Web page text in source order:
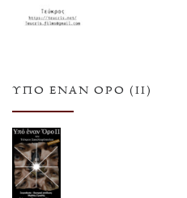
ΥΠΌ ΈΝΑΝ ΌΡΟ (ΙΙ)